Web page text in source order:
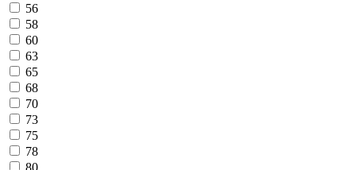
56
58
60
63
65
68
70
73
75
78
80